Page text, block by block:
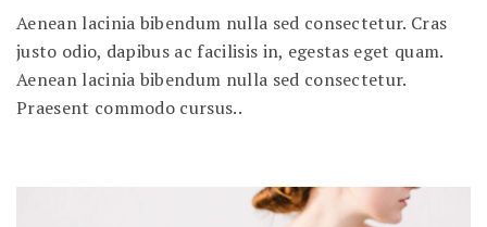
Aenean lacinia bibendum nulla sed consectetur. Cras
justo odio, dapibus ac facilisis in, egestas eget quam.
Aenean lacinia bibendum nulla sed consectetur.
Praesent commodo cursus..